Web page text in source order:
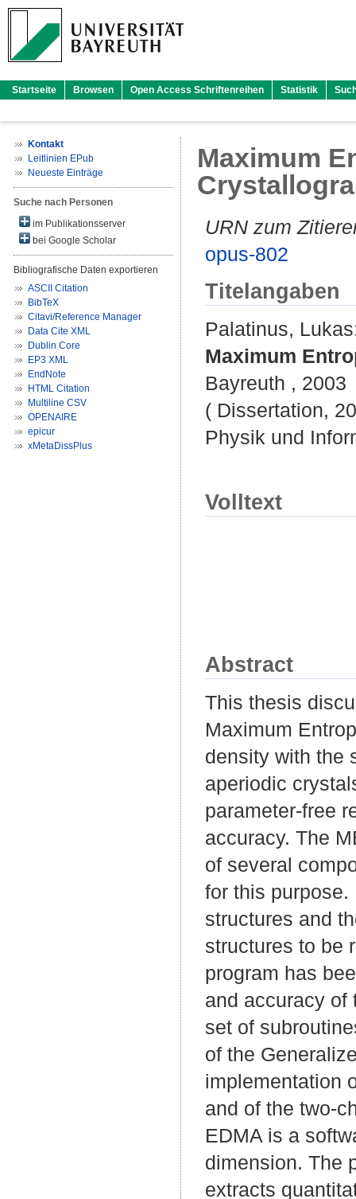
Startseite Browsen Open Access Schriftenreihen Statistik
Kontakt
Leitlinien EPub
Neueste Einträge
Suche nach Personen
im Publikationsserver
bei Google Scholar
Bibliografische Daten exportieren
ASCII Citation
BibTeX
Citavi/Reference Manager
Data Cite XML
Dublin Core
EP3 XML
EndNote
HTML Citation
Multiline CSV
OPENAIRE
epicur
xMetaDissPlus
Maximum
URN zum
opus-802
Titelangaben
Palatinus, Lukas
Maximum
Bayreuth , 2003
( Dissertation,
Physik und
Volltext
Abstract
This thesis
Maximum
density with the
aperiodic
parameter-free
accuracy. The
of several
for this
structures and
structures to be
program has
and accuracy of
set of
of the
implementation
and of the two-
EDMA is a
dimension. The
extracts